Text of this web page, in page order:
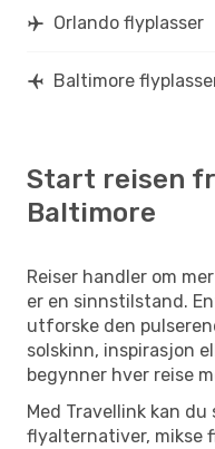
Orlando flyplasser
Baltimore
Start reisen
Baltimore
Reiser handler om
er en sinnstilstand.
utforske den
solskinn, inspirasjon
begynner hver reise
Med Travellink kan
flyalternativer, mikse